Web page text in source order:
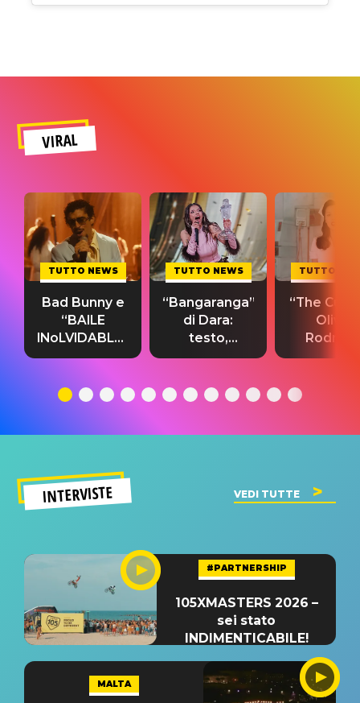
VIRAL
TUTTO NEWS
Bad Bunny e
“BAILE
INoLVIDABLE”:
testo,
significato
TUTTO NEWS
“Bangaranga”
di Dara:
testo,
traduzione e
del singolo
TUTTO
“The
Olivia
testo,
INTERVISTE VEDI TUTTE
#PARTNERSHIP
105XMASTERS 2026 –
sei stato
INDIMENTICABILE!
MALTA